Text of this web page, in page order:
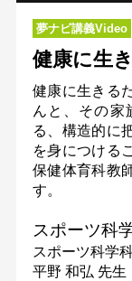
夢ナビ講義Video
健康に生
健康に生きる
んと、その家
る、構造的に
を身につける
保健体育科教
す。
スポーツ科
スポーツ科学
平野 和弘 先生